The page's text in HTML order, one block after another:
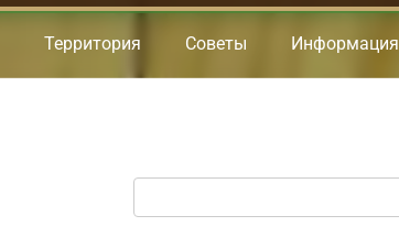
Территория Советы Информация